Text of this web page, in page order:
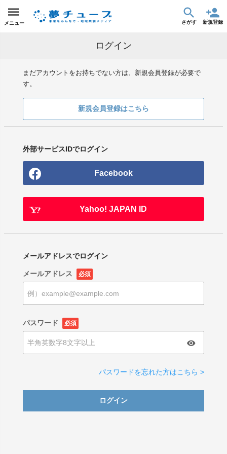
メニュー さがす 新規登録
ログイン
まだアカウントをお持ちでない方は、新規会員登録が必要で
す。
新規会員登録はこちら
外部サービスIDでログイン
Facebook
Yahoo! JAPAN ID
メールアドレスでログイン
メールアドレス 必須
パスワード 必須
パスワードを忘れた方はこちら >
ログイン